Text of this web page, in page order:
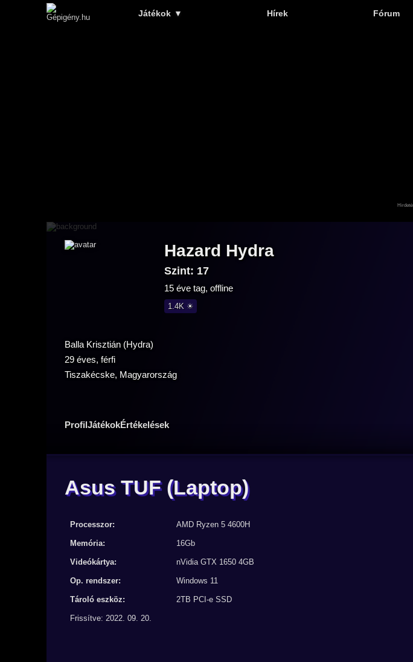
Játékok ▼ Hírek Fórum
Hazard Hydra
Szint: 17
15 éve tag, offline
1.4K ☀
Balla Krisztián (Hydra)
29 éves, férfi
Tiszakécske, Magyarország
ProfilJátékokÉrtékelések
Asus TUF (Laptop)
Processzor: AMD Ryzen 5 4600H
Memória: 16Gb
Videókártya: nVidia GTX 1650 4GB
Op. rendszer: Windows 11
Tároló eszköz: 2TB PCI-e SSD
Frissítve: 2022. 09. 20.